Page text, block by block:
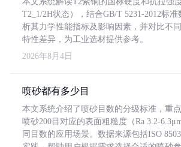
T2_1/2H状态），结合GB/T 5231-2012标
析其力学性能指标及影响因素，并对比不
特性差异，为工业选材提供参考。
2026年8月4日
喷砂都有多少目
本文系统介绍了喷砂目数的分级标准，重
喷砂200目对应的表面粗糙度（Ra 3.2-
同目数的应用场景。数据来源包括ISO